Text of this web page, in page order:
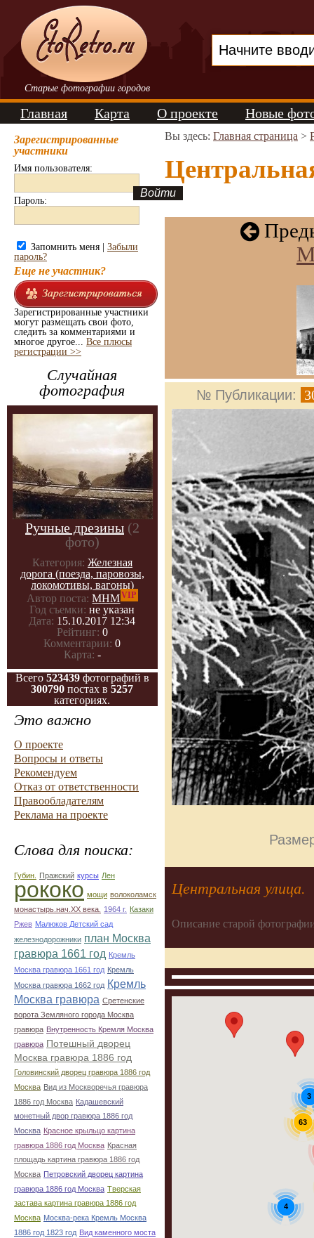
Старые фотографии городов
Главная Карта О проекте Новые
Зарегистрированные
участники
Имя пользователя:
Пароль:
Запомнить меня | Забыли
пароль?
Еще не участник?
Зарегистрированные участники
могут размещать свои фото,
следить за комментариями и
многое другое... Все плюсы
регистрации >>
Случайная
фотография
Ручные дрезины (2
фото)
Категория: Железная
дорога (поезда, паровозы,
локомотивы, вагоны)
Автор поста: МНМVIP
Год съемки: не указан
Дата: 15.10.2017 12:34
Рейтинг: 0
Комментарии: 0
Карта: -
Всего 523439 фотографий в
300790 постах в5257
категориях.
Это важно
О проекте
Вопросы и ответы
Рекомендуем
Отказ от ответственности
Правообладателям
Реклама на проекте
Слова для поиска:
Губин. Пражский курсы Лен
рококо мощи волоколамск
монастырь.нач.ХХ века.
1964 г. Казаки
Ржев Малюков Детский сад
железнодорожники план Москва
гравюра 1661 год Кремль
Москва гравюра 1661 год Кремль
Москва гравюра 1662 год Кремль
Москва гравюра Сретенские
ворота Земляного города Москва
гравюра Внутренность Кремля Москва
гравюра Потешный дворец
Москва гравюра 1886 год
Головинский дворец гравюра 1886 год
Москва Вид из Москворечья гравюра
1886 год Москва Кадашевский
монетный двор гравюра 1886 год
Москва Красное крыльцо картина
гравюра 1886 год Москва Красная
площадь картина гравюра 1886 год
Москва Петровский дворец картина
гравюра 1886 год Москва Тверская
застава картина гравюра 1886 год
Москва Москва-река Кремль Москва
1886 год 1823 год Вид каменного моста
Вы здесь: Главная страница >
№ Публикации:
Центральная улица.
Описание старой
63
4
3